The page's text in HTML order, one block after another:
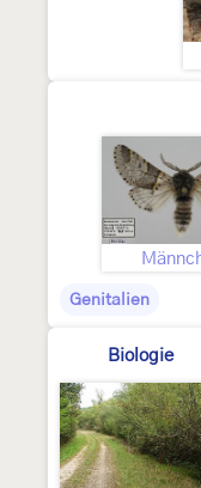
Genitalien
Biologie